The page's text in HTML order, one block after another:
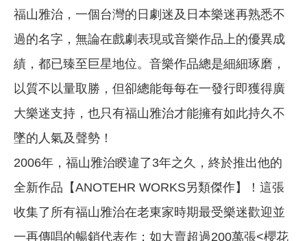
福山雅治，一個台灣的日劇迷及日本樂迷再熟悉不
過的名字，無論在戲劇表現或音樂作品上的優異成
績，都已臻至巨星地位。音樂作品總是細細琢磨，
以質不以量取勝，但卻總能每每在一發行即獲得廣
大樂迷支持，也只有福山雅治才能擁有如此持久不
墜的人氣及聲勢！
2006年，福山雅治睽違了3年之久，終於推出他的
全新作品【ANOTEHR WORKS另類傑作】！這張
收集了所有福山雅治在老東家時期最受樂迷歡迎並
一再傳唱的暢銷代表作；如大賣超過200萬張<櫻花